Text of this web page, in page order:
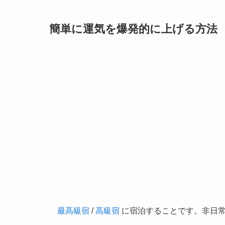
簡単に運気を爆発的に上げる方法
最高級宿 /高級宿 に宿泊することです。非日